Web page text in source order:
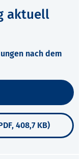
aktuell
nach dem
408,7 KB)